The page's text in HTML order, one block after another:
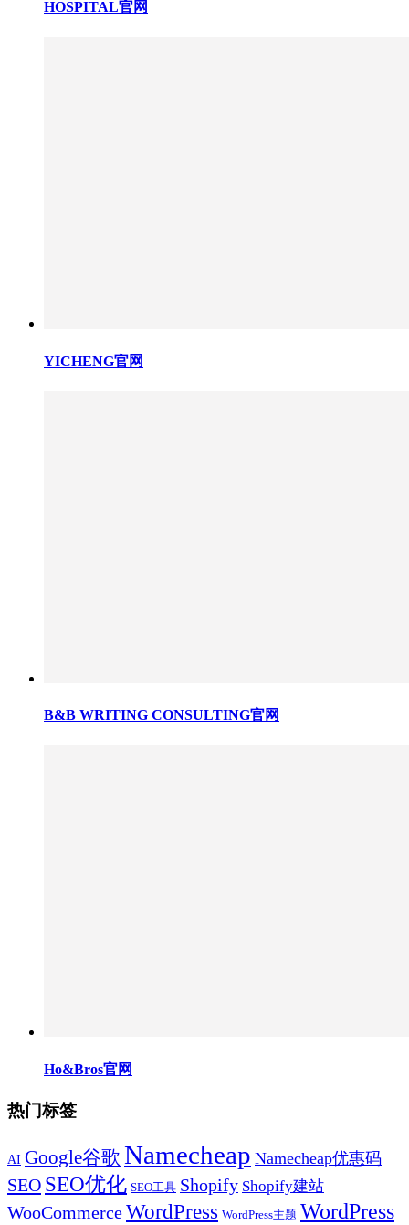
HOSPITAL官网
YICHENG官网
B&B WRITING CONSULTING官网
Ho&Bros官网
热门标签
AI Google谷歌 Namecheap Namecheap优惠码
SEO SEO优化 SEO工具 Shopify Shopify建站
WooCommerceWordPress WordPress主题 WordPress